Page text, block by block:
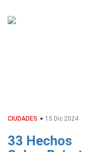
CIUDADES 15 Dic 2024
33 Hechos